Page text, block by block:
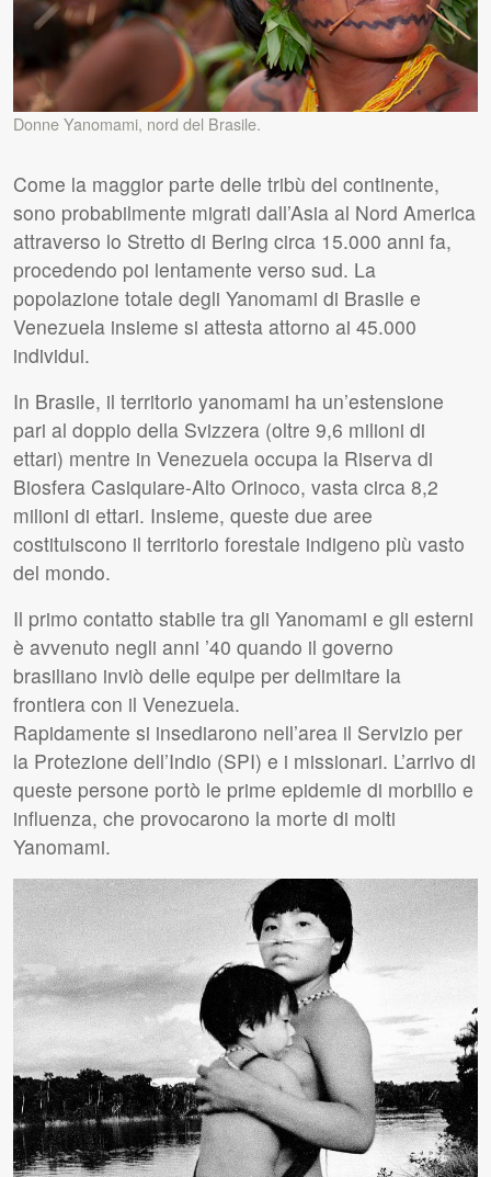
Donne Yanomami, nord del Brasile.
Come la maggior parte delle tribù del continente,
sono probabilmente migrati dall’Asia al Nord America
attraverso lo Stretto di Bering circa 15.000 anni fa,
procedendo poi lentamente verso sud. La
popolazione totale degli Yanomami di Brasile e
Venezuela insieme si attesta attorno ai 45.000
individui.
In Brasile, il territorio yanomami ha un’estensione
pari al doppio della Svizzera (oltre 9,6 milioni di
ettari) mentre in Venezuela occupa la Riserva di
Biosfera Casiquiare-Alto Orinoco, vasta circa 8,2
milioni di ettari. Insieme, queste due aree
costituiscono il territorio forestale indigeno più vasto
del mondo.
Il primo contatto stabile tra gli Yanomami e gli esterni
è avvenuto negli anni ’40 quando il governo
brasiliano inviò delle equipe per delimitare la
frontiera con il Venezuela.
Rapidamente si insediarono nell’area il Servizio per
la Protezione dell’Indio (SPI) e i missionari. L’arrivo di
queste persone portò le prime epidemie di morbillo e
influenza, che provocarono la morte di molti
Yanomami.